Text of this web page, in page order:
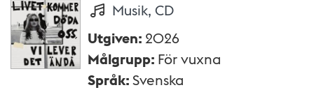
Musik, CD
Utgiven: 2026
Målgrupp: För vuxna
Språk:Svenska